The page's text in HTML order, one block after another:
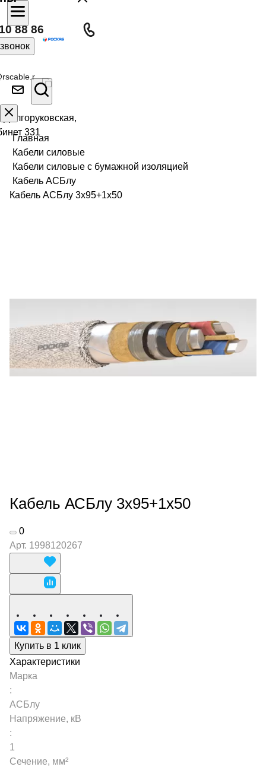
88 86
331
Главная
Кабели силовые
Кабели силовые с бумажной изоляцией
Кабель АСБлу
Кабель АСБлу 3х95+1х50
Кабель АСБлу 3х95+1х50
0
Арт. 1998120267
Купить в 1 клик
Характеристики
Марка
:
АСБлу
Напряжение, кВ
:
1
Сечение, мм²